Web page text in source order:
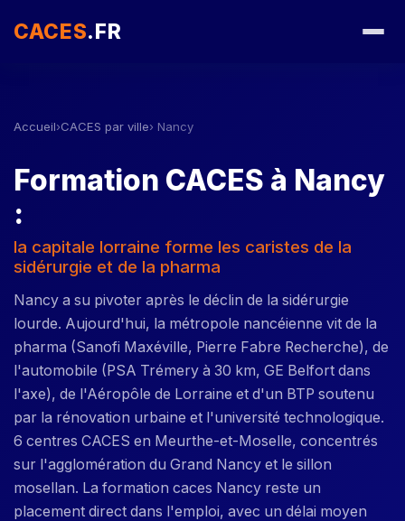
CACES.FR
Accueil›CACES par ville› Nancy
Formation CACES à Nancy
:
la capitale lorraine forme les caristes de la
sidérurgie et de la pharma
Nancy a su pivoter après le déclin de la sidérurgie
lourde. Aujourd'hui, la métropole nancéienne vit de la
pharma (Sanofi Maxéville, Pierre Fabre Recherche), de
l'automobile (PSA Trémery à 30 km, GE Belfort dans
l'axe), de l'Aéropôle de Lorraine et d'un BTP soutenu
par la rénovation urbaine et l'université technologique.
6 centres CACES en Meurthe-et-Moselle, concentrés
sur l'agglomération du Grand Nancy et le sillon
mosellan. La formation caces Nancy reste un
placement direct dans l'emploi, avec un délai moyen